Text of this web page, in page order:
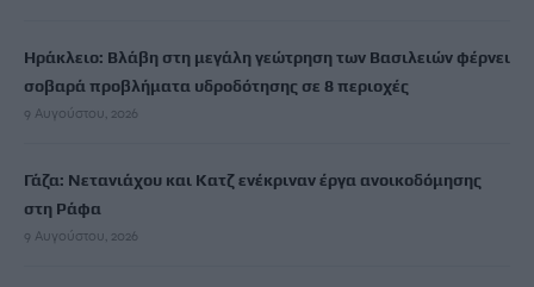
Ηράκλειο: Βλάβη στη μεγάλη γεώτρηση των Βασιλειών φέρνει
σοβαρά προβλήματα υδροδότησης σε 8 περιοχές
9 Αυγούστου, 2026
Γάζα: Νετανιάχου και Κατζ ενέκριναν έργα ανοικοδόμησης
στη Ράφα
9 Αυγούστου, 2026